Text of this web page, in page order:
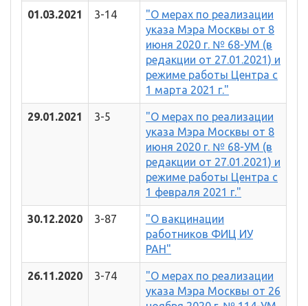
01.03.2021 3-14
"О мерах по реализации
указа Мэра Москвы от 8
июня 2020 г. № 68-УМ (в
редакции от 27.01.2021) и
режиме работы Центра с
1 марта 2021 г."
29.01.2021 3-5
"О мерах по реализации
указа Мэра Москвы от 8
июня 2020 г. № 68-УМ (в
редакции от 27.01.2021) и
режиме работы Центра с
1 февраля 2021 г."
30.12.2020 3-87
"О вакцинации
работников ФИЦ ИУ
РАН"
26.11.2020 3-74
"О мерах по реализации
указа Мэра Москвы от 26